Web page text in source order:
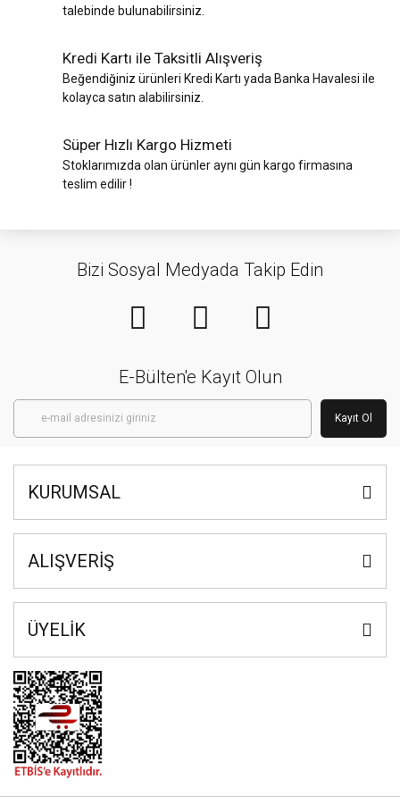
talebinde bulunabilirsiniz.
Kredi Kartı ile Taksitli Alışveriş
Beğendiğiniz ürünleri Kredi Kartı yada Banka Havalesi ile
kolayca satın alabilirsiniz.
Süper Hızlı Kargo Hizmeti
Stoklarımızda olan ürünler aynı gün kargo firmasına
teslim edilir !
Bizi Sosyal Medyada Takip Edin
E-Bülten'e Kayıt Olun
Kayıt Ol
KURUMSAL
ALIŞVERİŞ
ÜYELİK